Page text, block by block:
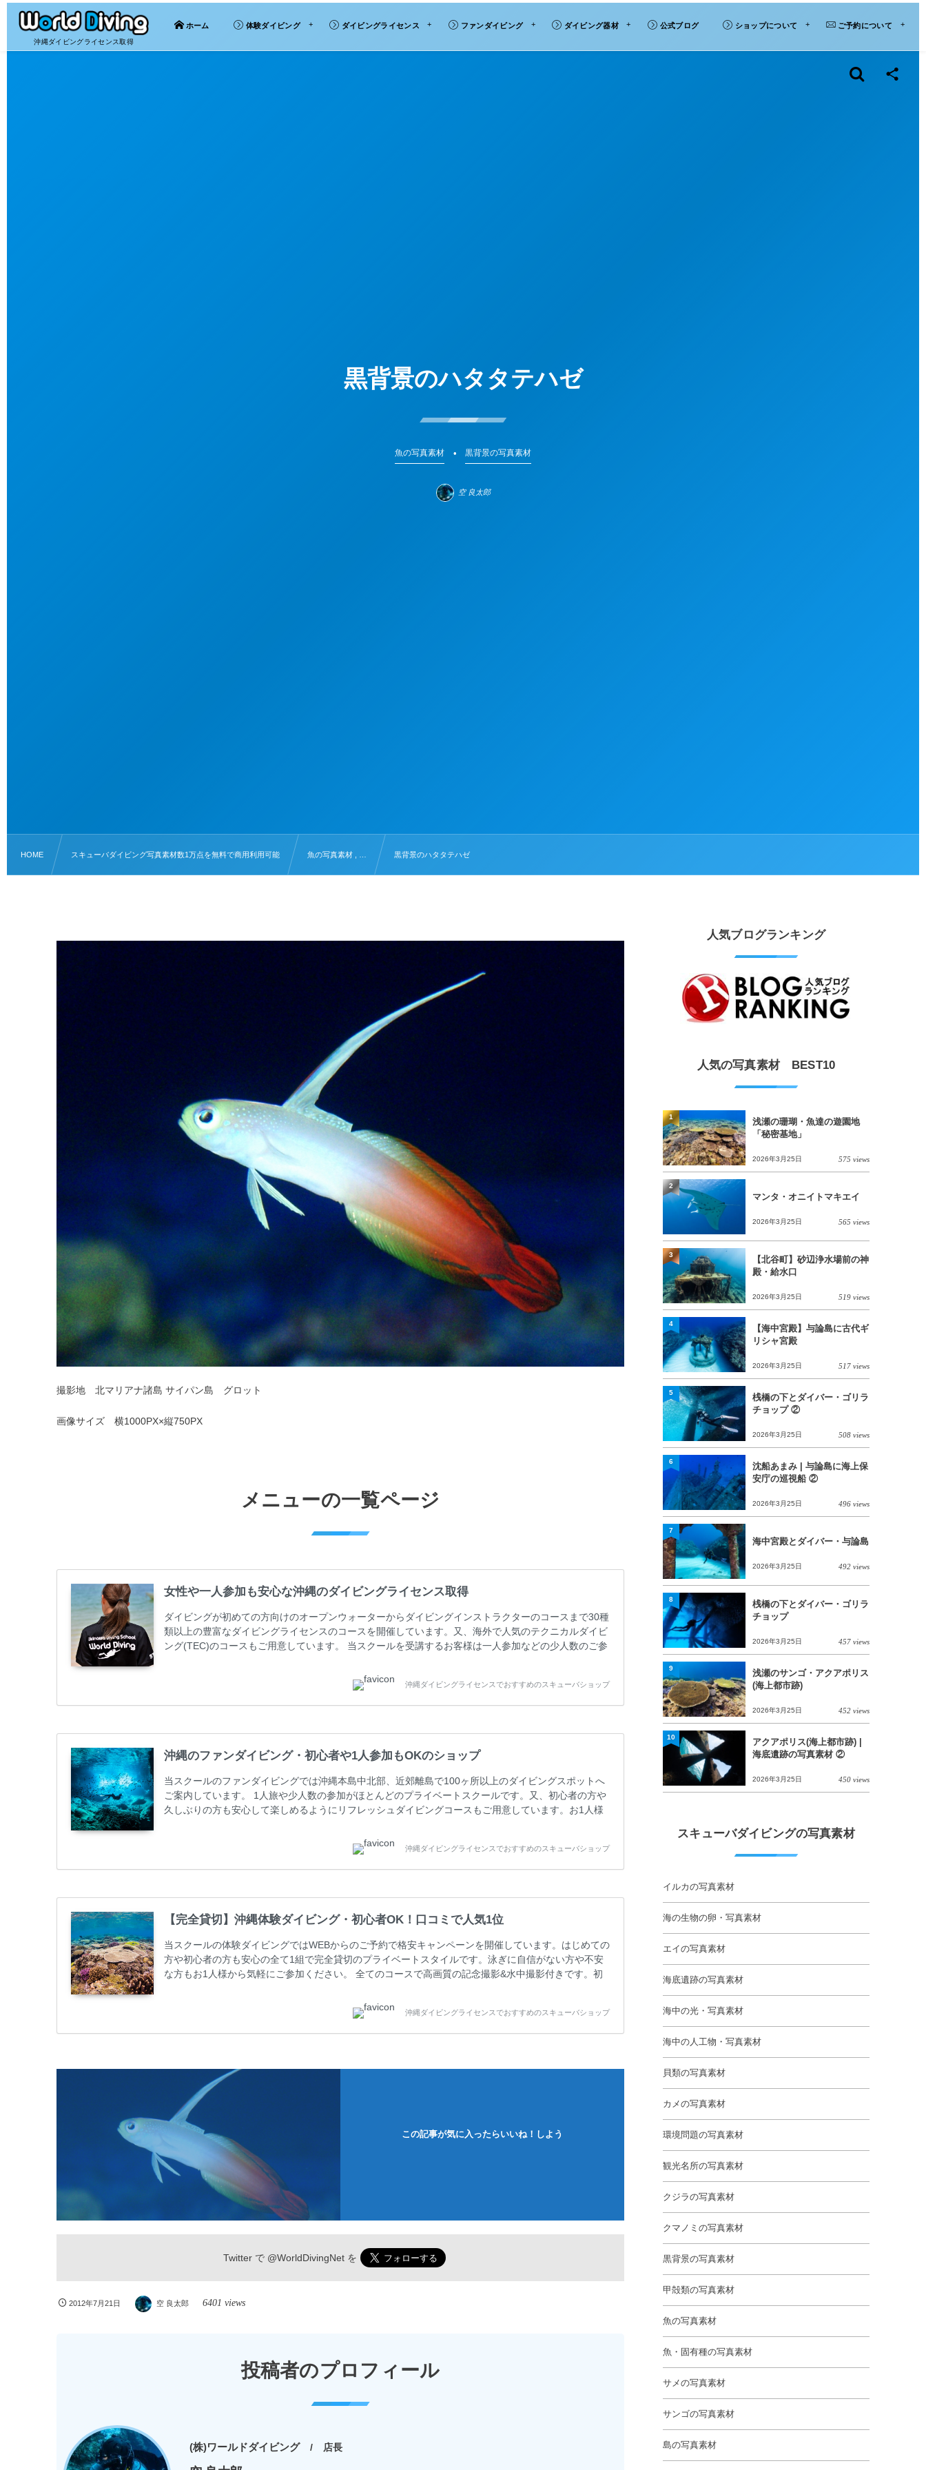
沖縄ダイビングライセンス取得
ホーム 体験ダイビング ダイビングライセンス ファンダイビング ダイビング器材 公式ブログ ショップについて ご予約について
黒背景のハタタテハゼ
魚の写真素材 黒背景の写真素材
空 良太郎
HOME スキューバダイビング写真素材数1万点を無料で商用利用可能 魚の写真素材 , … 黒背景のハタタテハゼ
撮影地 北マリアナ諸島 サイパン島 グロット
画像サイズ 横1000PX×縦750PX
メニューの一覧ページ
女性や一人参加も安心な沖縄のダイビングライセンス取得
ダイビングが初めての方向けのオープンウォーターからダイビングインストラクターのコースまで30種
類以上の豊富なダイビングライセンスのコースを開催しています。又、海外で人気のテクニカルダイビ
ング(TEC)のコースもご用意しています。 当スクールを受講するお客様は一人参加などの少人数のご参
ス取得コースは年間を通じてキャンペーンを行っています。 ベーシックダイバー(Cカード) 1日間+eラ
ーニング 最安値キャンペーン ￥22800(税込) ￥16800(税込) 器材 / 送迎 / 保険 / 全て込み ダイビン
グ...
沖縄ダイビングライセンスでおすすめのスキューバショップ
沖縄のファンダイビング・初心者や1人参加もOKのショップ
当スクールのファンダイビングでは沖縄本島中北部、近郊離島で100ヶ所以上のダイビングスポットへ
ご案内しています。 1人旅や少人数の参加がほとんどのプライベートスクールです。又、初心者の方や
久しぶりの方も安心して楽しめるようにリフレッシュダイビングコースもご用意しています。お1人様
ンダイビングのリピーター様はファンダイビングの全てのコース費が10%OFF、フル器材レンタルが
50%OFFになります。 沖縄本島周辺ビーチ・ファンダイビング ￥13800(税込)【 2ビーチ 】 ウエイ
ト / タンク / 送迎...
沖縄ダイビングライセンスでおすすめのスキューバショップ
【完全貸切】沖縄体験ダイビング・初心者OK！口コミで人気1位
当スクールの体験ダイビングではWEBからのご予約で格安キャンペーンを開催しています。はじめての
方や初心者の方も安心の全て1組で完全貸切のプライベートスタイルです。泳ぎに自信がない方や不安
な方もお1人様から気軽にご参加ください。 全てのコースで高画質の記念撮影&水中撮影付きです。初
ビング 格安キャンペーン！！￥16800 ￥11800(税込) 器材 / 送迎 / 保険 / 全て込み ダイビングがはじ
めての方や初心者でも気軽に体験できる半日のコース。沖縄本島のビーチからのんびりダイビングを楽
しめます...
沖縄ダイビングライセンスでおすすめのスキューバショップ
この記事が気に入ったらいいね！しよう
Twitter で @WorldDivingNetを
2012年7月21日 空 良太郎 6401 views
投稿者のプロフィール
(株)ワールドダイビング 店長
人気ブログランキング
人気の写真素材 BEST10
浅瀬の珊瑚・魚達の遊園地
「秘密基地」
2026年3月25日 575 views
1
マンタ・オニイトマキエイ
2026年3月25日 565 views
2
【北谷町】砂辺浄水場前の神
殿・給水口
2026年3月25日 519 views
3
【海中宮殿】与論島に古代ギ
リシャ宮殿
2026年3月25日 517 views
4
桟橋の下とダイバー・ゴリラ
チョップ ②
2026年3月25日 508 views
5
沈船あまみ | 与論島に海上保
安庁の巡視船 ②
2026年3月25日 496 views
6
海中宮殿とダイバー・与論島
2026年3月25日 492 views
7
桟橋の下とダイバー・ゴリラ
チョップ
2026年3月25日 457 views
8
浅瀬のサンゴ・アクアポリス
(海上都市跡)
2026年3月25日 452 views
9
アクアポリス(海上都市跡) |
海底遺跡の写真素材 ②
2026年3月25日 450 views
10
スキューバダイビングの写真素材
イルカの写真素材
海の生物の卵・写真素材
エイの写真素材
海底遺跡の写真素材
海中の光・写真素材
海中の人工物・写真素材
貝類の写真素材
カメの写真素材
環境問題の写真素材
観光名所の写真素材
クジラの写真素材
クマノミの写真素材
黒背景の写真素材
甲殻類の写真素材
魚の写真素材
魚・固有種の写真素材
サメの写真素材
サンゴの写真素材
島の写真素材